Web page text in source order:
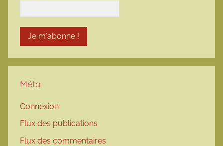
Méta
Connexion
Flux des publications
Flux des commentaires